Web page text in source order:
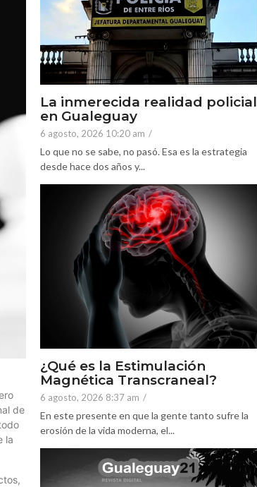
de
la
La inmerecida realidad policial
en Gualeguay
6 agosto, 2026 10:20 am /
Lo que no se sabe, no pasó. Esa es la estrategia
desde hace dos años y...
¿Qué es la Estimulación
Magnética Transcraneal?
6 agosto, 2026 8:37 am /
En este presente en que la gente tanto sufre la
erosión de la vida moderna, el...